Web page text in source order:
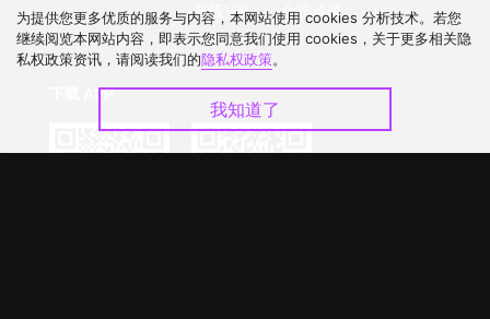
升级VIP
合作洽談
下载 APP
为提供您更多优质的服务与内容，本网站使用 cookies 分析技术。若您
继续阅览本网站内容，即表示您同意我们使用 cookies，关于更多相关隐
私权政策资讯，请阅读我们的隐私权政策。
我知道了